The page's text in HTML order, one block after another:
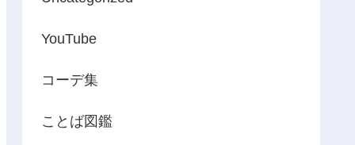
YouTube
コーデ集
ことば図鑑